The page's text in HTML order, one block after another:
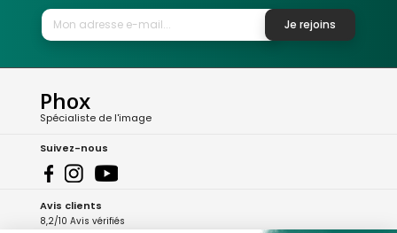
Je rejoins
Phox
Spécialiste de l'image
Suivez-nous
Avis clients
8,2/10 Avis vérifiés